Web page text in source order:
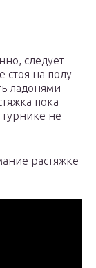
следует
стоя на полу
ладонями
пока
турнике не
растяжке